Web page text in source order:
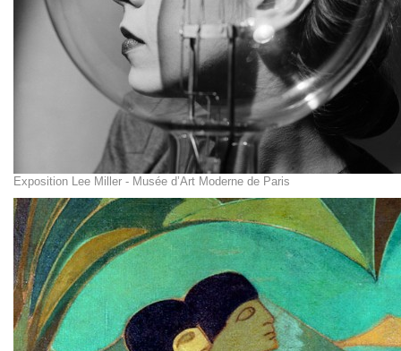
Exposition Lee Miller - Musée d’Art Moderne de Paris